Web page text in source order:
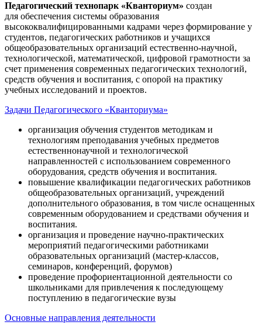
Педагогический технопарк «Кванториум» создан
для обеспечения системы образования
высококвалифицированными кадрами через формирование у
студентов, педагогических работников и учащихся
общеобразовательных организаций естественно-научной,
технологической, математической, цифровой грамотности за
счет применения современных педагогических технологий,
средств обучения и воспитания, с опорой на практику
учебных исследований и проектов.
Задачи Педагогического «Кванториума»
организация обучения студентов методикам и
технологиям преподавания учебных предметов
естественнонаучной и технологической
направленностей с использованием современного
оборудования, средств обучения и воспитания.
повышение квалификации педагогических работников
общеобразовательных организаций, учреждений
дополнительного образования, в том числе оснащенных
современным оборудованием и средствами обучения и
воспитания.
организация и проведение научно-практических
мероприятий педагогическими работниками
образовательных организаций (мастер-классов,
семинаров, конференций, форумов)
проведение профориентационной деятельности со
школьниками для привлечения к последующему
поступлению в педагогические вузы
Основные направления деятельности